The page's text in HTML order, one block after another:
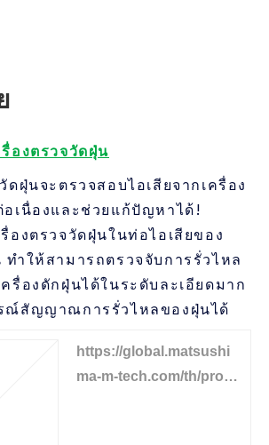
องตรวจวัดฝุ่น
ดฝุ่นจะตรวจสอบไอเสียจากเครื่อง
อเนื่องและช่วยแก้ปัญหาได้!
องตรวจวัดฝุ่นในท่อไอเสียของ
ทำให้สามารถตรวจจับการรั่วไหล
รื่องดักฝุ่นได้ในระดับละเอียดมาก
ณ์สัญญาณการรั่วไหลของฝุ่นได้
https://global.matsushi
ma-m-tech.com/th/produ